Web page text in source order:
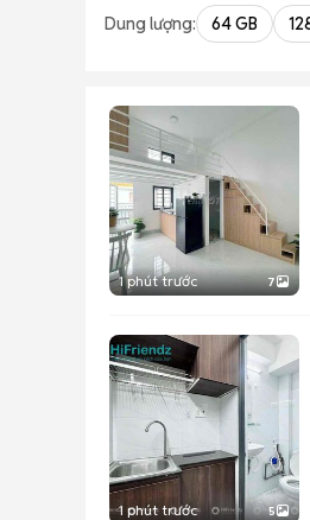
Dung lượng: 64 GB
1 phút trước 7
1 phút trước 5